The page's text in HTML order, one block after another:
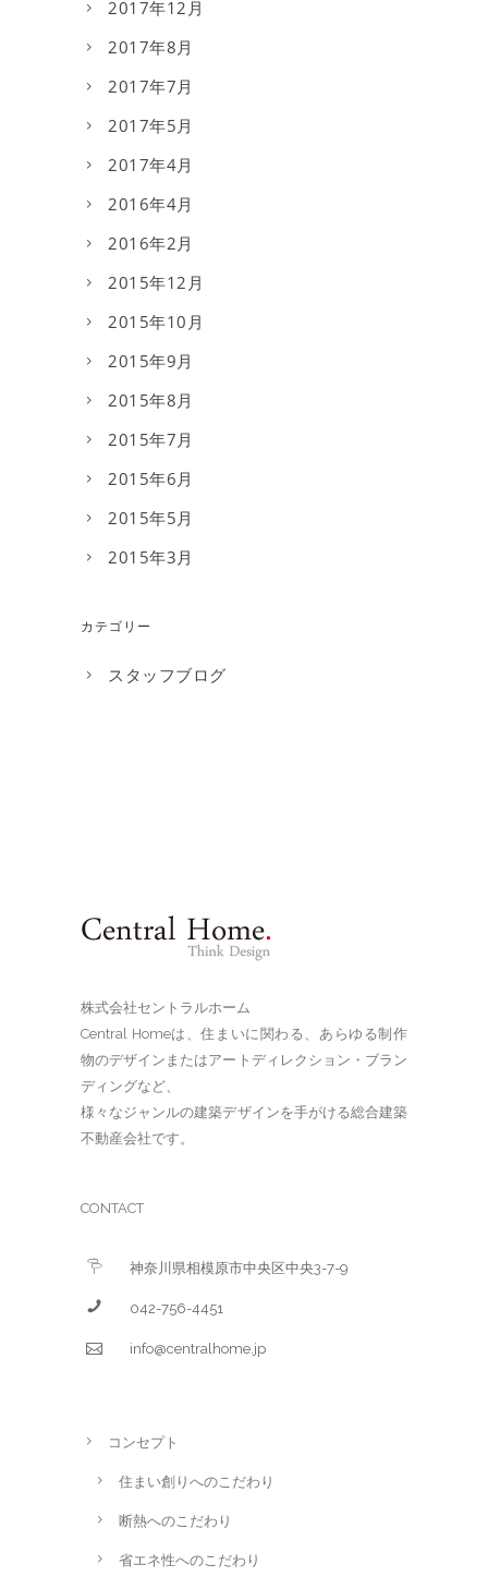
2017年12月
2017年8月
2017年7月
2017年5月
2017年4月
2016年4月
2016年2月
2015年12月
2015年10月
2015年9月
2015年8月
2015年7月
2015年6月
2015年5月
2015年3月
カテゴリー
スタッフブログ
株式会社セントラルホーム
Central Homeは、住まいに関わる、あらゆる制作
物のデザインまたはアートディレクション・ブラン
ディングなど、
様々なジャンルの建築デザインを手がける総合建築
不動産会社です。
CONTACT
神奈川県相模原市中央区中央3-7-9
042-756-4451
info@centralhome.jp
コンセプト
住まい創りへのこだわり
断熱へのこだわり
省エネ性へのこだわり